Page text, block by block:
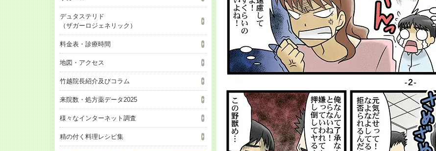
デュタステリド
（ザガーロジェネリック）
料金表・診療時間
地図・アクセス
竹越院長紹介及びコラム
来院数・処方薬データ2025
様々なインターネット調査
精の付く料理レシピ集